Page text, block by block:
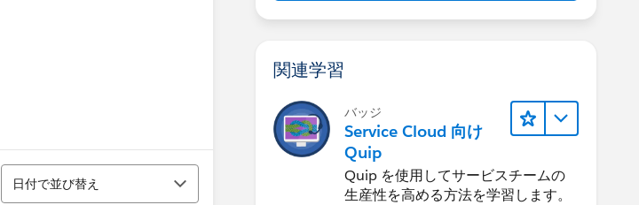
並び替え
日付で並び替え
関連学習
バッジ
Service Cloud 向け
Quip
Quip を使用してサービスチームの
生産性を高める方法を学習します。